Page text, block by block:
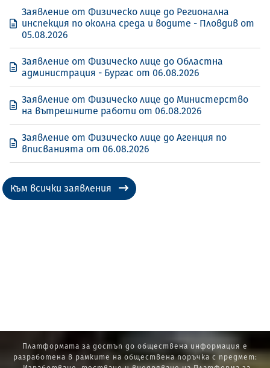
Заявление от Физическо лице до Регионална
инспекция по околна среда и водите - Пловдив от
05.08.2026
Заявление от Физическо лице до Областна
администрация - Бургас от 06.08.2026
Заявление от Физическо лице до Министерство
на вътрешните работи от 06.08.2026
Заявление от Физическо лице до Агенция по
вписванията от 06.08.2026
Към всички заявления
Платформата за достъп до обществена информация е
разработена в рамките на обществена поръчка с предмет: